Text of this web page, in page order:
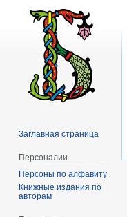
Заглавная страница
Персоналии
Персоны по алфавиту
Книжные издания по
авторам